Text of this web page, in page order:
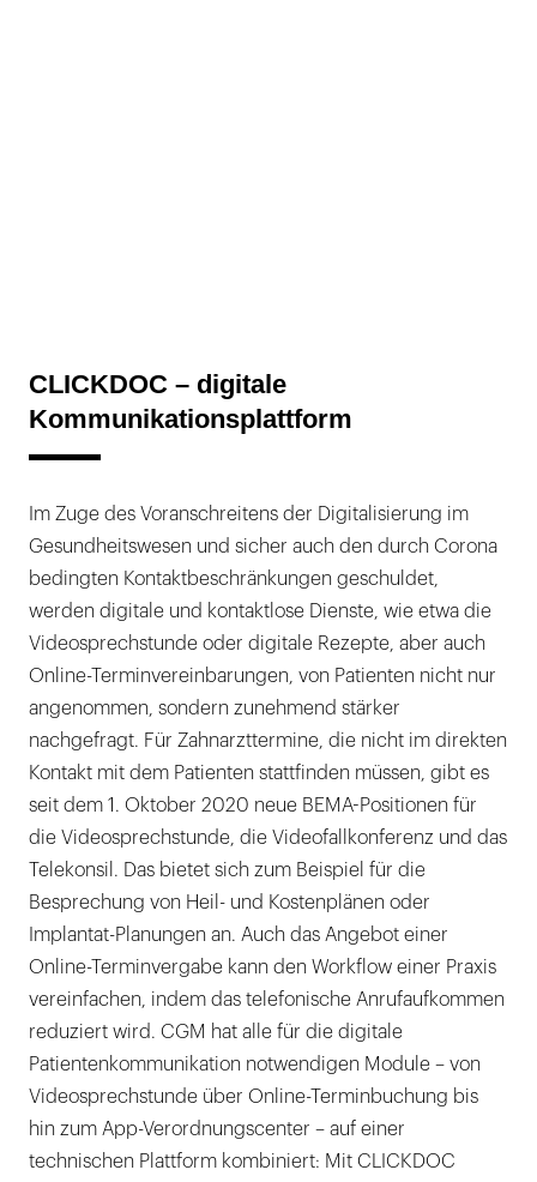
CLICKDOC – digitale
Kommunikationsplattform
Im Zuge des Voranschreitens der Digitalisierung im
Gesundheitswesen und sicher auch den durch Corona
bedingten Kontaktbeschränkungen geschuldet,
werden digitale und kontaktlose Dienste, wie etwa die
Videosprechstunde oder digitale Rezepte, aber auch
Online-Terminvereinbarungen, von Patienten nicht nur
angenommen, sondern zunehmend stärker
nachgefragt. Für Zahnarzttermine, die nicht im direkten
Kontakt mit dem Patienten stattfinden müssen, gibt es
seit dem 1. Oktober 2020 neue BEMA-Positionen für
die Videosprechstunde, die Videofallkonferenz und das
Telekonsil. Das bietet sich zum Beispiel für die
Besprechung von Heil- und Kostenplänen oder
Implantat-Planungen an. Auch das Angebot einer
Online-Terminvergabe kann den Workflow einer Praxis
vereinfachen, indem das telefonische Anrufaufkommen
reduziert wird. CGM hat alle für die digitale
Patientenkommunikation notwendigen Module – von
Videosprechstunde über Online-Terminbuchung bis
hin zum App-Verordnungscenter – auf einer
technischen Plattform kombiniert: Mit CLICKDOC